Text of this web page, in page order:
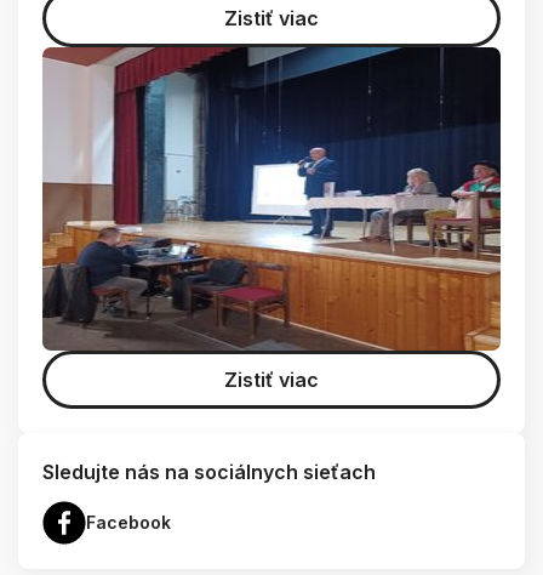
Zistiť viac
Zistiť viac
Sledujte nás na sociálnych sieťach
Facebook